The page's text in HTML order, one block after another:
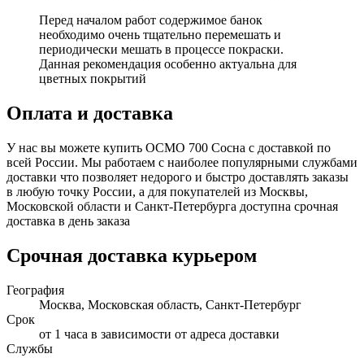
Перед началом работ содержимое банок
необходимо очень тщательно перемешать и
периодически мешать в процессе покраски.
Данная рекомендация особенно актуальна для
цветных покрытий
Оплата и доставка
У нас вы можете купить ОСМО 700 Сосна с доставкой по
всей России. Мы работаем с наиболее популярными службами
доставки что позволяет недорого и быстро доставлять заказы
в любую точку России, а для покупателей из Москвы,
Московской области и Санкт-Петербурга доступна срочная
доставка в день заказа
Срочная доставка курьером
География
Москва, Московская область, Санкт-Петербург
Срок
от 1 часа в зависимости от адреса доставки
Службы